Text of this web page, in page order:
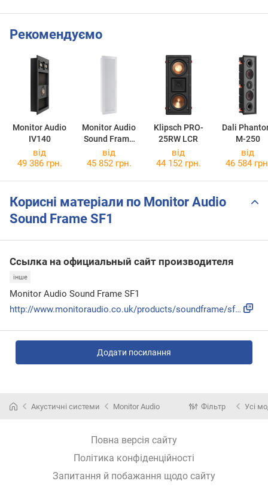
Рекомендуємо
Monitor Audio
IV140
Monitor Audio
Sound Frame
SF2
Klipsch PRO-
25RW LCR
Dali
M-250
від
49 386 грн.
від
45 852 грн.
від
44 152 грн.
від
46 584
Корисні матеріали по Monitor Audio
Sound Frame SF1
Ссылка на официальный сайт производителя
інше
Monitor Audio Sound Frame SF1
http://www.monitoraudio.co.uk/products/soundframe/sf1/
Додати посилання
Акустичні системи Monitor Audio Фільтр Усі
Повна версія сайту
Політика конфіденційності
Запитання й побажання щодо сайту